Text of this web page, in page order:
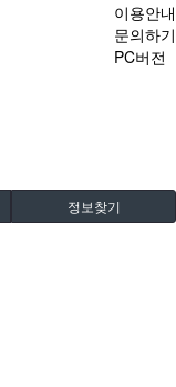
이용안내
문의하기
PC버전
정보찾기